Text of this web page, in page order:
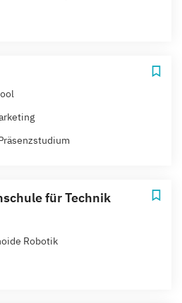
für Technik
Robotik